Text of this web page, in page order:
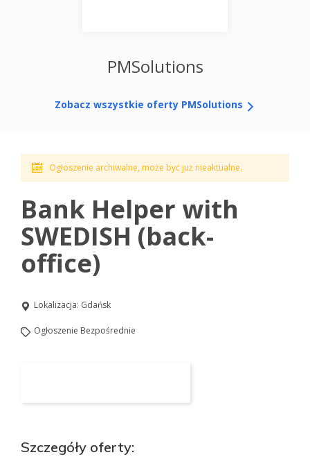
Ogłoszenie archiwalne, może być już nieaktualne.
Bank Helper with
SWEDISH (back-
office)
Lokalizacja: Gdańsk
Ogłoszenie Bezpośrednie
Szczegóły oferty:
PMSolutions
Zobacz wszystkie oferty PMSolutions